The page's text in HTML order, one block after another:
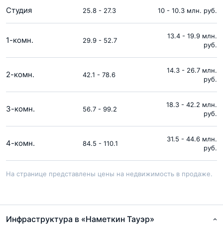
Студия 25.8 - 27.3 10 - 10.3 млн. руб.
1-комн. 29.9 - 52.7
13.4 - 19.9 млн.
руб.
2-комн. 42.1 - 78.6
14.3 - 26.7 млн.
руб.
3-комн. 56.7 - 99.2
18.3 - 42.2 млн.
руб.
4-комн. 84.5 - 110.1
31.5 - 44.6 млн.
руб.
На странице представлены цены на недвижимость в продаже.
Инфраструктура в «Наметкин Тауэр»